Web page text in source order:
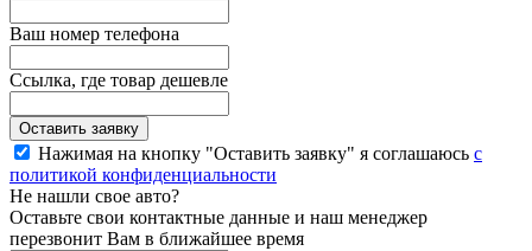
Ваш номер телефона
Ссылка, где товар дешевле
Нажимая на кнопку "Оставить заявку" я соглашаюсь с
политикой конфиденциальности
Не нашли свое авто?
Оставьте свои контактные данные и наш менеджер
перезвонит Вам в ближайшее время